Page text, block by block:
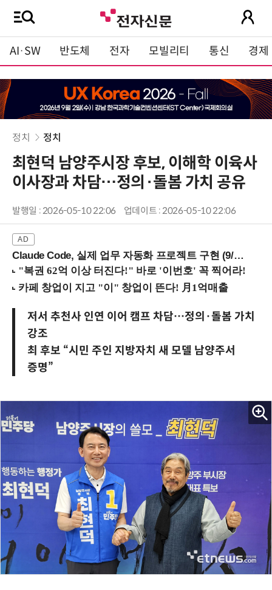
AI·SW 반도체 전자 모빌리티 통신 경제
정치 정치
최현덕 남양주시장 후보, 이해학 이육사
이사장과 차담…정의·돌봄 가치 공유
발행일 : 2026-05-10 22:06 업데이트 : 2026-05-10 22:06
Claude Code, 실제 업무 자동화 프로젝트 구현 (9/16 ~17 강남역)
저서 추천사 인연 이어 캠프 차담…정의·돌봄 가치
강조
최 후보 “시민 주인 지방자치 새 모델 남양주서
증명”